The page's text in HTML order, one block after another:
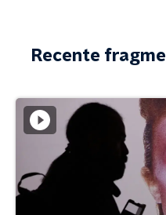
Recente